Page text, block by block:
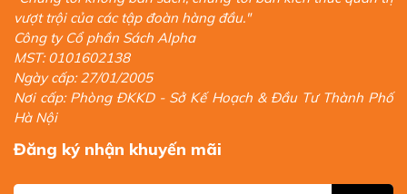
vượt trội của các tập đoàn hàng đầu."
Công ty Cổ phần Sách Alpha
MST: 0101602138
Ngày cấp: 27/01/2005
Nơi cấp: Phòng ĐKKD - Sở Kế Hoạch & Đầu Tư Thành Phố
Hà Nội
Đăng ký nhận khuyến mãi